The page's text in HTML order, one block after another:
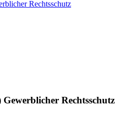
Rechtsschutz
Rechtsschutz